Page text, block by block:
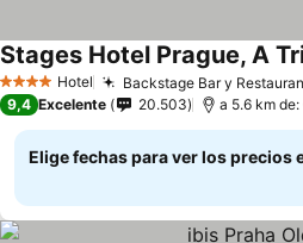
4 EstrellasHotel Backstage Bar y
Stages Hotel Prague, A
9,4 Excelente 20.503 a 5.6 km
Elige fechas para ver los precios